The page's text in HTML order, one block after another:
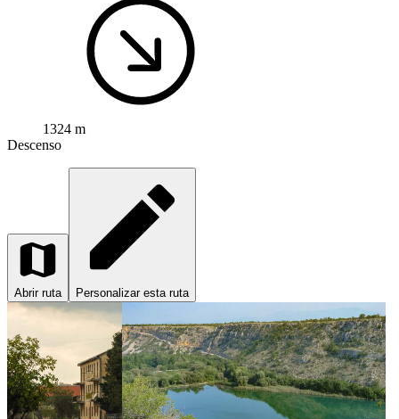
1324 m
Descenso
Abrir ruta Personalizar esta ruta